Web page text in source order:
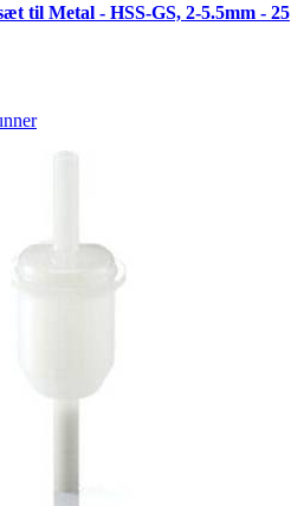
til Metal - HSS-GS, 2-5.5mm - 25